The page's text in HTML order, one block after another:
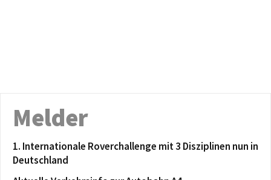
Melder
1. Internationale Roverchallenge mit 3 Disziplinen nun in
Deutschland